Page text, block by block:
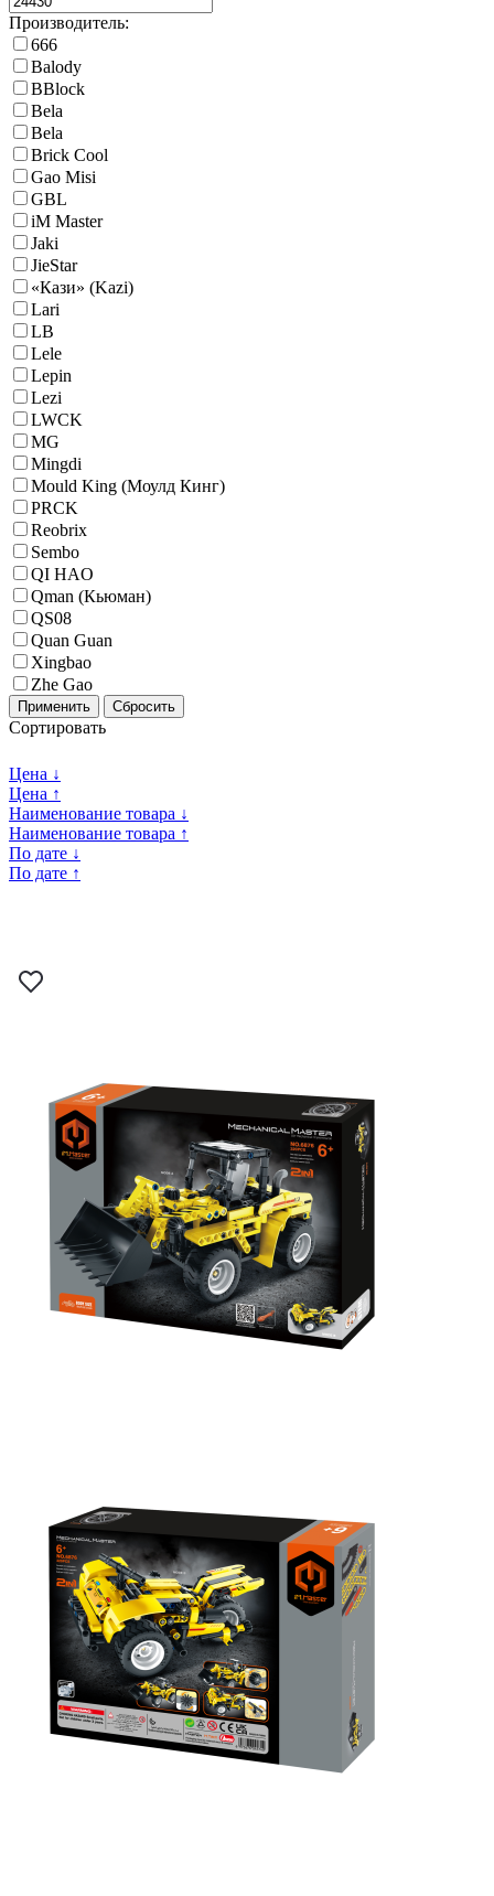
Производитель:
666
Balody
BBlock
Bela
Bela
Brick Cool
Gao Misi
GBL
iM Master
Jaki
JieStar
«Кази» (Kazi)
Lari
LB
Lele
Lepin
Lezi
LWCK
MG
Mingdi
Mould King (Моулд Кинг)
PRCK
Reobrix
Sembo
QI HAO
Qman (Кьюман)
QS08
Quan Guan
Xingbao
Zhe Gao
Применить Сбросить
Сортировать
Цена ↓
Цена ↑
Наименование товара ↓
Наименование товара ↑
По дате ↓
По дате ↑